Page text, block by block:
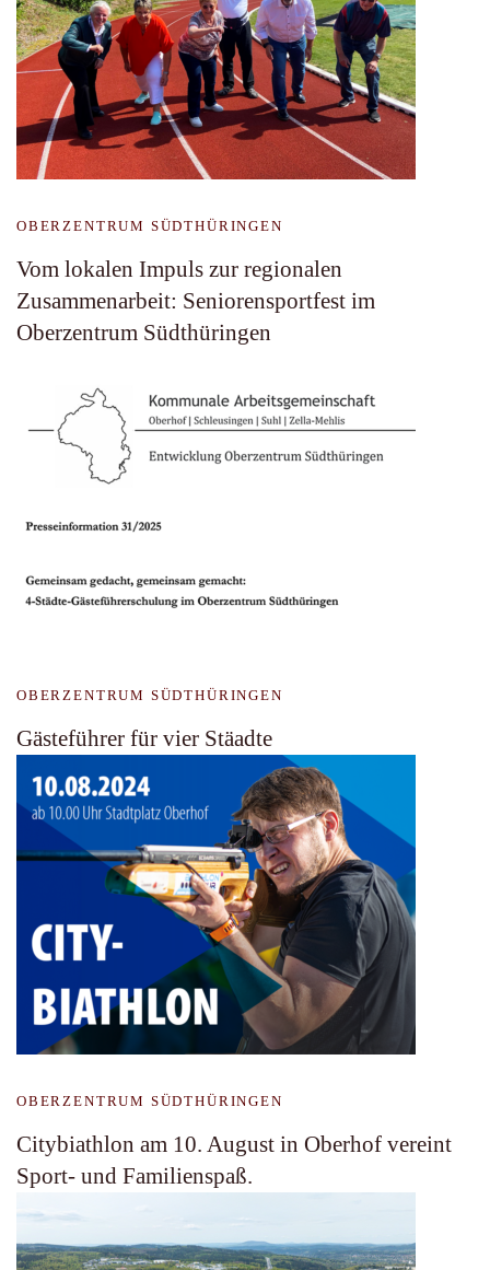
OBERZENTRUM SÜDTHÜRINGEN
Vom lokalen Impuls zur regionalen
Zusammenarbeit: Seniorensportfest im
Oberzentrum Südthüringen
OBERZENTRUM SÜDTHÜRINGEN
Gästeführer für vier Stäadte
OBERZENTRUM SÜDTHÜRINGEN
Citybiathlon am 10. August in Oberhof vereint
Sport- und Familienspaß.